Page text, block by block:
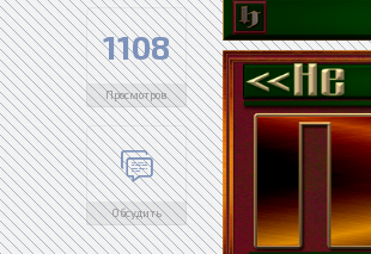
1108
Просмотров
Обсудить